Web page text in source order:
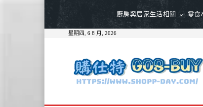
廚房與居家生活相關 零食
星期四, 6 8 月, 2026